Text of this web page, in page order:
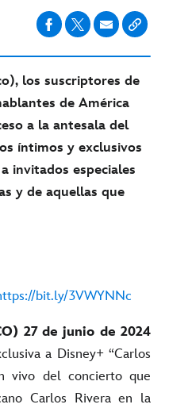
los suscriptores de
de América
a la antesala del
íntimos y exclusivos
invitados especiales
y de aquellas que
bit.ly/3VWYNNc
27 de junio de 2024
a Disney+ “Carlos
vivo del concierto que
Carlos Rivera en la